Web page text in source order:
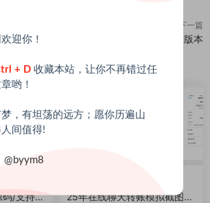
据/盲盒
下一篇
【免费源码】萝卜影视4.12版本
码/支持元
25年在线聊天转账模拟截图工
迎你！
+ D 收藏本站，让你不再错过任
哟！
，有坦荡的远方；愿你历遍山
间值得!
@byym8